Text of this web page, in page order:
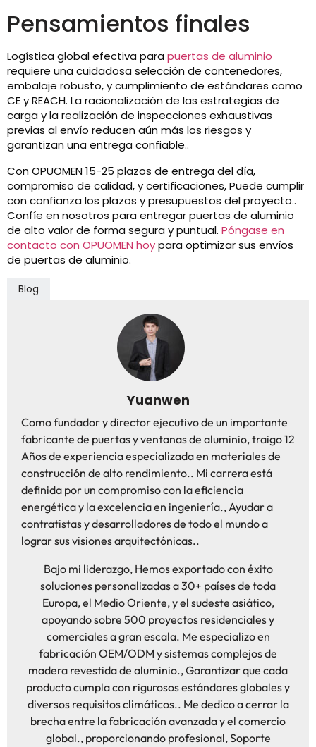
Pensamientos finales
Logística global efectiva para puertas de aluminio
requiere una cuidadosa selección de contenedores,
embalaje robusto, y cumplimiento de estándares como
CE y REACH. La racionalización de las estrategias de
carga y la realización de inspecciones exhaustivas
previas al envío reducen aún más los riesgos y
garantizan una entrega confiable..
Con OPUOMEN 15-25 plazos de entrega del día,
compromiso de calidad, y certificaciones, Puede cumplir
con confianza los plazos y presupuestos del proyecto..
Confíe en nosotros para entregar puertas de aluminio
de alto valor de forma segura y puntual. Póngase en
contacto con OPUOMEN hoypara optimizar sus envíos
de puertas de aluminio.
Blog
Yuanwen
Como fundador y director ejecutivo de un importante
fabricante de puertas y ventanas de aluminio, traigo 12
Años de experiencia especializada en materiales de
construcción de alto rendimiento.. Mi carrera está
definida por un compromiso con la eficiencia
energética y la excelencia en ingeniería., Ayudar a
contratistas y desarrolladores de todo el mundo a
lograr sus visiones arquitectónicas..
Bajo mi liderazgo, Hemos exportado con éxito
soluciones personalizadas a 30+ países de toda
Europa, el Medio Oriente, y el sudeste asiático,
apoyando sobre 500 proyectos residenciales y
comerciales a gran escala. Me especializo en
fabricación OEM/ODM y sistemas complejos de
madera revestida de aluminio., Garantizar que cada
producto cumpla con rigurosos estándares globales y
diversos requisitos climáticos.. Me dedico a cerrar la
brecha entre la fabricación avanzada y el comercio
global., proporcionando profesional, Soporte